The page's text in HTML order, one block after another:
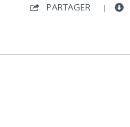
PARTAGER